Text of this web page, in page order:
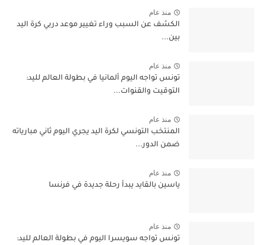
منذ عام
الكشف عن السبب وراء تغيير موعد دربي كرة اليد
بين...
منذ عام
تونس تواجه اليوم ألمانيا في بطولة العالم لليد:
التوقيت والقنوات...
منذ عام
المنتخب التونسي لكرة اليد يجري اليوم ثاني مبارياته
ضمن الدور...
منذ عام
ياسين بالقايد يبدأ رحلة جديدة في فرنسا
منذ عام
تونس تواجه سويسرا اليوم في بطولة العالم لليد: